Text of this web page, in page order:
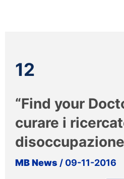
12
“Find your
curare i
disoccupazione
MB News / 09-11-2016